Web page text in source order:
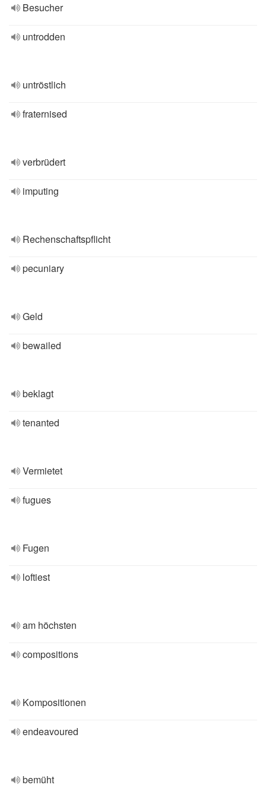
Besucher
untrodden
untröstlich
fraternised
verbrüdert
imputing
Rechenschaftspflicht
pecuniary
Geld
bewailed
beklagt
tenanted
Vermietet
fugues
Fugen
loftiest
am höchsten
compositions
Kompositionen
endeavoured
bemüht